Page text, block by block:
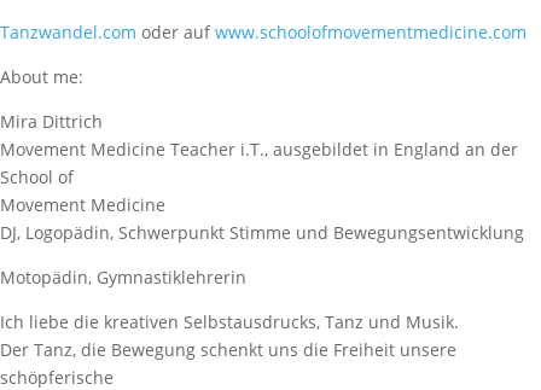
Tanzwandel.com oder aufwww.schoolofmovementmedicine.com
About me:
Mira Dittrich
Movement Medicine Teacher i.T., ausgebildet in England an der
School of
Movement Medicine
DJ, Logopädin, Schwerpunkt Stimme und Bewegungsentwicklung
Motopädin, Gymnastiklehrerin
Ich liebe die kreativen Selbstausdrucks, Tanz und Musik.
Der Tanz, die Bewegung schenkt uns die Freiheit unsere
schöpferische